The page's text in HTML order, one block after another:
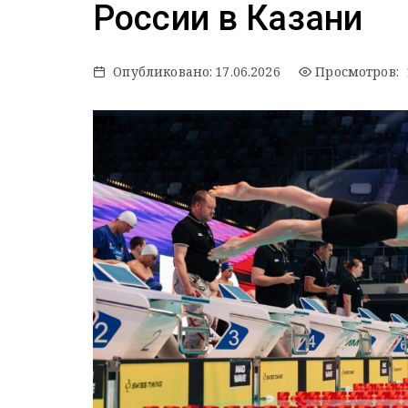
России в Казани
Опубликовано: 17.06.2026 Просмотров: